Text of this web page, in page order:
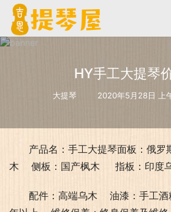
HY手工大提琴
大提琴 2020年5月28日 上
产品名：手工大提琴面板：俄罗
木    侧板：国产枫木     指板：印度
配件：高端乌木    油漆：手工酒